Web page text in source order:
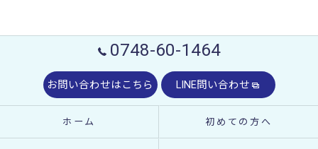
0748-60-1464
お問い合わせはこちら LINE問い合わせ
ホーム 初めての方へ